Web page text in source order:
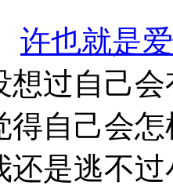
许也就是
自己会
得自己会
还是逃不